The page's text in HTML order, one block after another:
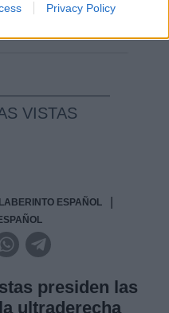
Privacy Policy
VISTAS
LABERINTO ESPAÑOL
presiden las
ultraderecha